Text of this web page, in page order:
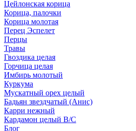
Цейлонская корица
Корица, палочки
Корица молотая
Перец Эспелет
Перцы
Травы
Гвоздика целая
Горчица целая
Имбирь молотый
Куркума
Мускатный орех целый
Бадьян звездчатый (Анис)
Карри нежный
Кардамон целый В/С
Блог